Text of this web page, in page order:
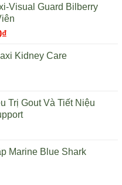
Visual Guard Bilberry
₫Giá
tạiKidney Care
Trị Gout Và Tiết Niệu
Marine Blue Shark